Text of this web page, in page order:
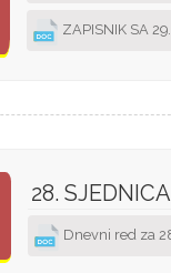
ZAPISNIK SA
28.
Dnevni red za